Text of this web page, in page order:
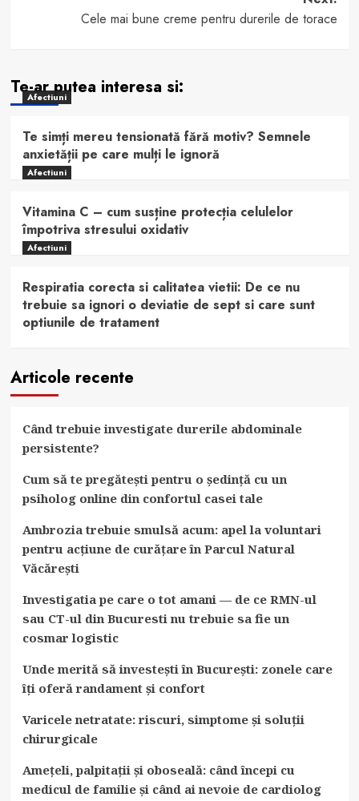
Cele mai bune creme pentru durerile de torace
Te-ar putea interesa si:
Afectiuni
Te simți mereu tensionată fără motiv? Semnele
anxietății pe care mulți le ignoră
Afectiuni
Vitamina C – cum susține protecția celulelor
împotriva stresului oxidativ
Afectiuni
Respiratia corecta si calitatea vietii: De ce nu
trebuie sa ignori o deviatie de sept si care sunt
optiunile de tratament
Articole recente
Când trebuie investigate durerile abdominale
persistente?
Cum să te pregătești pentru o ședință cu un
psiholog online din confortul casei tale
Ambrozia trebuie smulsă acum: apel la voluntari
pentru acțiune de curățare în Parcul Natural
Văcărești
Investigatia pe care o tot amani — de ce RMN-ul
sau CT-ul din Bucuresti nu trebuie sa fie un
cosmar logistic
Unde merită să investești în București: zonele care
îți oferă randament și confort
Varicele netratate: riscuri, simptome și soluții
chirurgicale
Amețeli, palpitații și oboseală: când începi cu
medicul de familie și când ai nevoie de cardiolog